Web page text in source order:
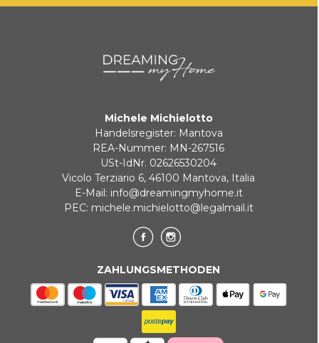
Michele Michielotto
Handelsregister: Mantova
REA-Nummer: MN-267516
USt-IdNr. 02626530204
Vicolo Terziario 6, 46100 Mantova, Italia
E-Mail: info@dreamingmyhome.it
PEC: michele.michielotto@legalmail.it
ZAHLUNGSMETHODEN